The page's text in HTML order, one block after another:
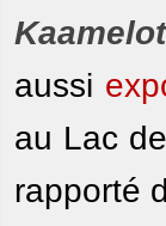
aussi
au Lac
rapporté